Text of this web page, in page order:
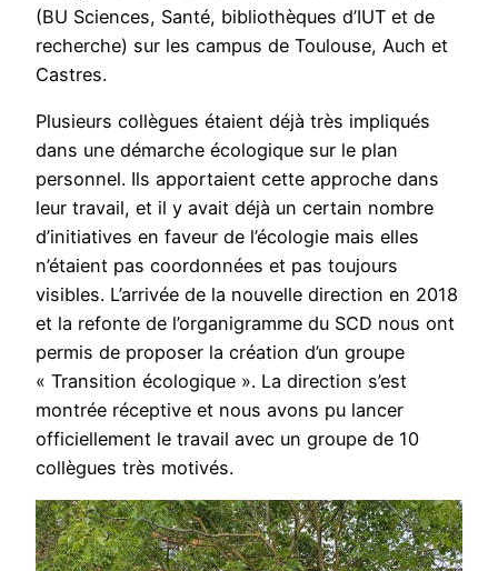
(BU Sciences, Santé, bibliothèques d’IUT et de
recherche) sur les campus de Toulouse, Auch et
Castres.
Plusieurs collègues étaient déjà très impliqués
dans une démarche écologique sur le plan
personnel. Ils apportaient cette approche dans
leur travail, et il y avait déjà un certain nombre
d’initiatives en faveur de l’écologie mais elles
n’étaient pas coordonnées et pas toujours
visibles. L’arrivée de la nouvelle direction en 2018
et la refonte de l’organigramme du SCD nous ont
permis de proposer la création d’un groupe
« Transition écologique ». La direction s’est
montrée réceptive et nous avons pu lancer
officiellement le travail avec un groupe de 10
collègues très motivés.